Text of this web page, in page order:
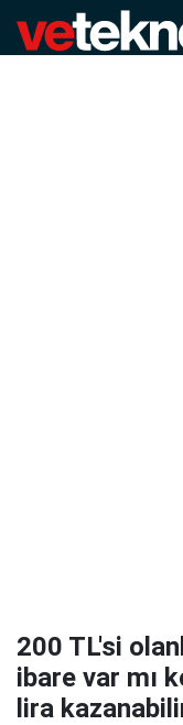
200 TL'si
ibare var mı
lira